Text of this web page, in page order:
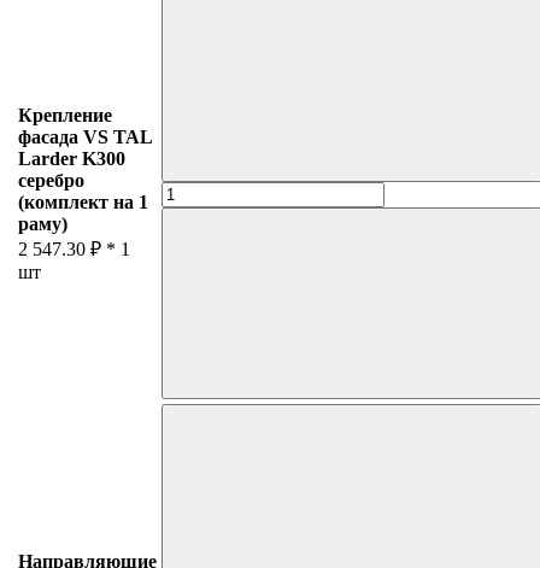
Крепление
фасада VS TAL
Larder K300
серебро
(комплект на 1
раму)
2 547.30 ₽ * 1
шт
Направляющие